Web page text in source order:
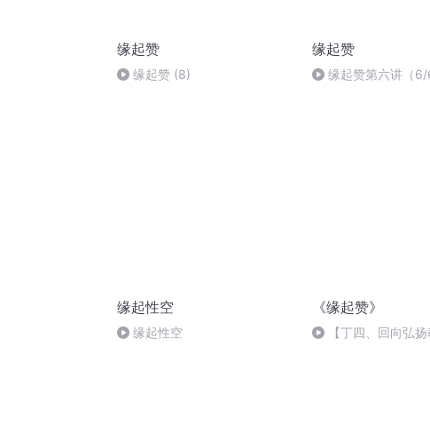
缘起赞
缘起赞 (8)
缘起赞
缘起赞第六讲（6/
缘起性空
缘起性空
《缘起赞》
【丁四、回向弘扬